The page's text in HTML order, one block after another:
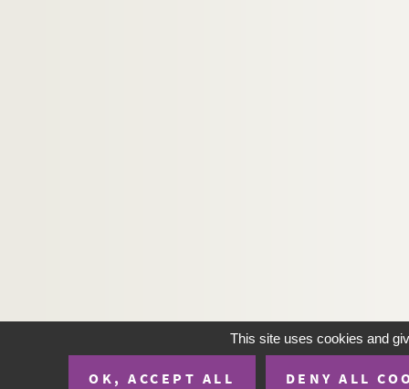
This site uses cookies and
OK, ACCEPT ALL DENY ALL